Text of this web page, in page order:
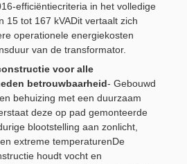
efficiëntiecriteria in het volledige
15 tot 167 kVADit vertaalt zich
operationele energiekosten
van de transformator.
voor alle
betrouwbaarheid- Gebouwd
behuizing met een duurzaam
deze op pad gemonteerde
blootstelling aan zonlicht,
extreme temperaturenDe
houdt vocht en